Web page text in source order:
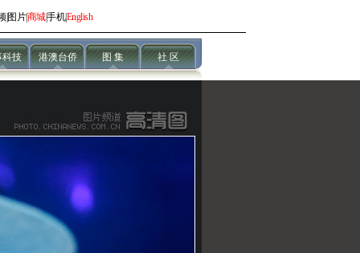
| 图片|商城|手机|English
科技 港澳台侨 图 集 社 区